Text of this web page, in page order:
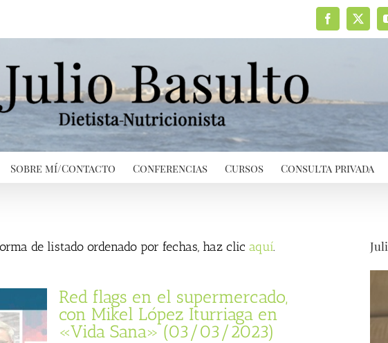
Facebook
X
Sobre mí/Contacto Conferencias Cursos Consulta privada
de listado ordenado por fechas, haz clic aquí.
Red flags en el supermercado,
con Mikel López Iturriaga en
«Vida Sana» (03/03/2023)